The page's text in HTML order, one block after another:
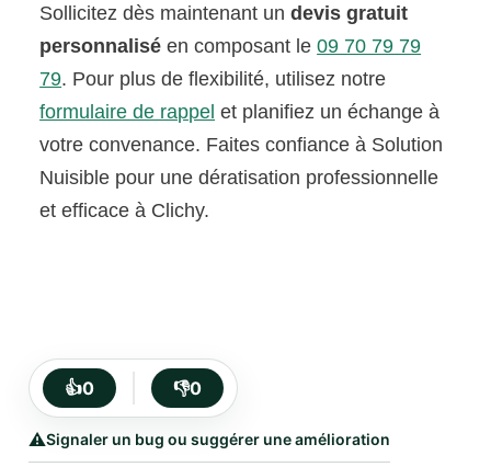
Sollicitez dès maintenant undevis gratuit
personnalisé en composant le09 70 79 79
79. Pour plus de flexibilité, utilisez notre
formulaire de rappel et planifiez un échange à
votre convenance. Faites confiance à Solution
Nuisible pour une dératisation professionnelle
et efficace à Clichy.
👍0 👎0
⚠️Signaler un bug ou suggérer une amélioration